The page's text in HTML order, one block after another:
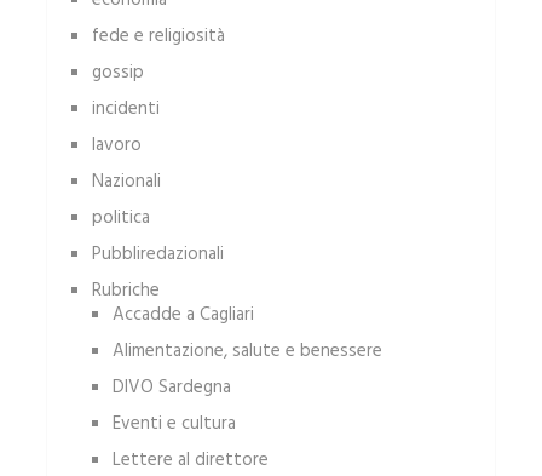
fede e religiosità
gossip
incidenti
lavoro
Nazionali
politica
Pubbliredazionali
Rubriche
Accadde a Cagliari
Alimentazione, salute e benessere
DIVO Sardegna
Eventi e cultura
Lettere al direttore